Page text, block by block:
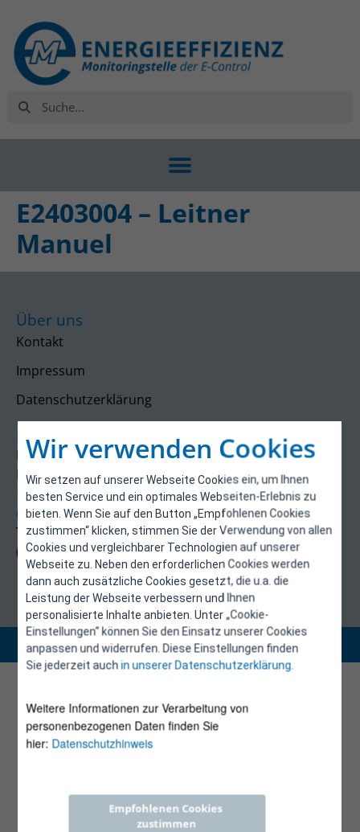
Wir verwenden Cookies
Wir setzen auf unserer Webseite Cookies ein, um Ihnen
besten Service und ein optimales Webseiten-Erlebnis zu
bieten. Wenn Sie auf den Button „Empfohlenen Cookies
zustimmen“ klicken, stimmen Sie der Verwendung von allen
Cookies und vergleichbarer Technologien auf unserer
Webseite zu. Neben den erforderlichen Cookies werden
dann auch zusätzliche Cookies gesetzt, die u.a. die
Leistung der Webseite verbessern und Ihnen
personalisierte Inhalte anbieten. Unter „Cookie-
Einstellungen“ können Sie den Einsatz unserer Cookies
anpassen und widerrufen. Diese Einstellungen finden
Sie jederzeit auchin unserer Datenschutzerklärung.
Weitere Informationen zur Verarbeitung von
personenbezogenen Daten finden Sie
hier: Datenschutzhinweis
Empfohlenen Cookies
zustimmen
E2403004 – Leitner
Manuel
Über uns
Kontakt
Impressum
Datenschutzerklärung
Kontakt
E-Control
Rudolfsplatz 13a
1010 Wien
energieeffizienz@e-control.at
Tel +43 1 5324724
(Mo, Mi-Fr 09:30-12:30 Uhr)
Copyright 2026 © E-Control